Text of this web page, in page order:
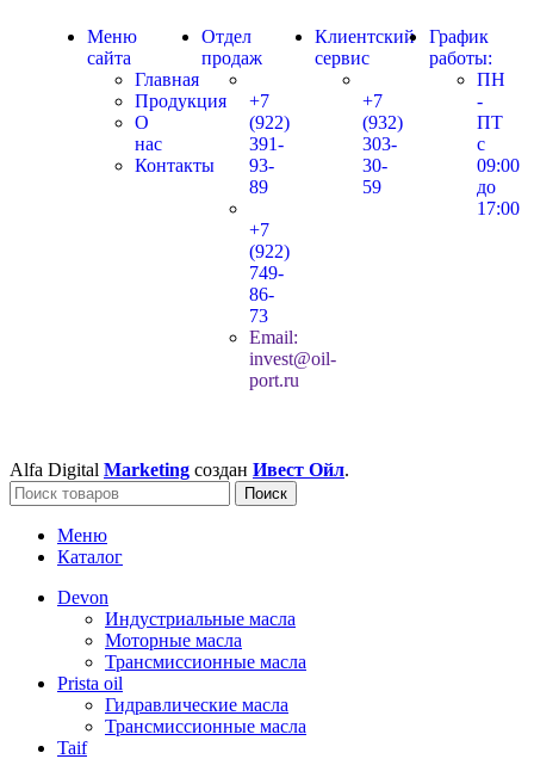
Меню
сайта
Главная
Продукция
О
нас
Контакты
Отдел
продаж
+7
(922)
391-
93-
89
+7
(922)
749-
86-
73
Email:
invest@oil-
port.ru
Клиентский
сервис
+7
(932)
303-
30-
59
График
работы:
ПН
-
ПТ
с
09:00
до
17:00
Alfa Digital Marketing создан Ивест Ойл.
Поиск
Меню
Каталог
Devon
Индустриальные масла
Моторные масла
Трансмиссионные масла
Prista oil
Гидравлические масла
Трансмиссионные масла
Taif